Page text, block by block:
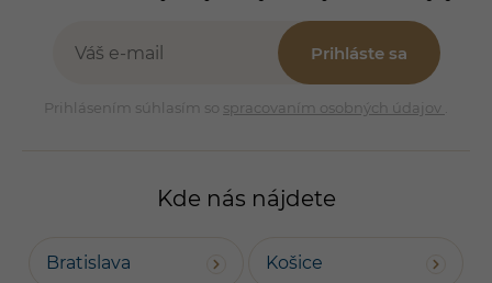
Prihláste sa
Prihlásením súhlasím so spracovaním osobných údajov
Kde nás nájdete
Bratislava Košice